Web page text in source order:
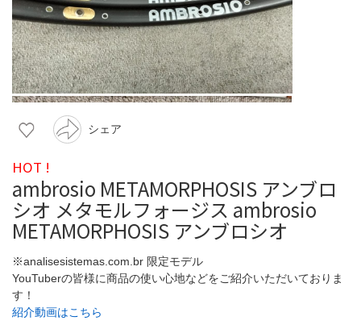
シェア
HOT !
ambrosio METAMORPHOSIS アンブロ
シオ メタモルフォージス ambrosio
METAMORPHOSIS アンブロシオ
※analisesistemas.com.br 限定モデル
YouTuberの皆様に商品の使い心地などをご紹介いただいておりま
す！
紹介動画はこちら